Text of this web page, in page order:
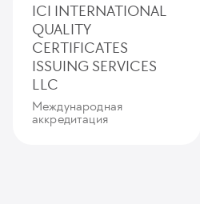
ICI INTERNATIONAL
QUALITY
CERTIFICATES
ISSUING SERVICES
LLC
Международная
аккредитация